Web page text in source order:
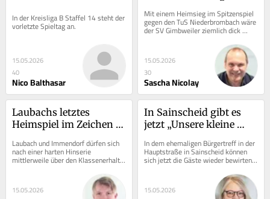
In der Kreisliga B Staffel 14 steht der
vorletzte Spieltag an.
15.05.2026
40
Nico Balthasar
Mit einem Heimsieg im Spitzenspiel
gegen den TuS Niederbrombach wäre
der SV Gimbweiler ziemlich dick
15.05.2026
30
Sascha Nicolay
Laubachs letztes
Heimspiel im Zeichen
Laubach und Immendorf dürfen sich
nach einer harten Hinserie
mittlerweile über den Klassenerhalt
15.05.2026
In Sainscheid gibt es
jetzt „Unsere kleine
In dem ehemaligen Bürgertreff in der
Hauptstraße in Sainscheid können
sich jetzt die Gäste wieder bewirten
lassen.
15.05.2026